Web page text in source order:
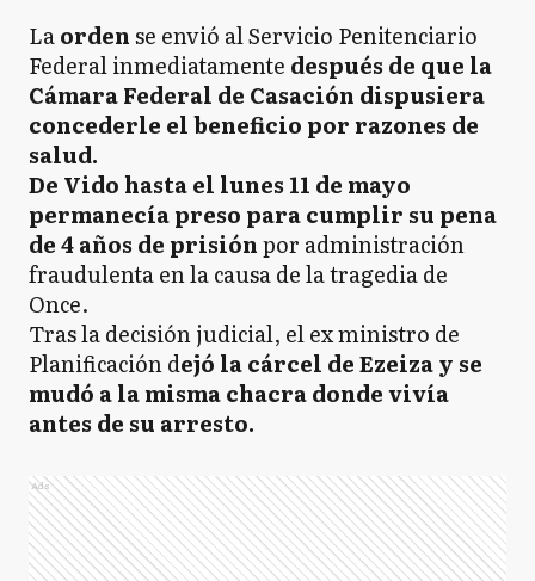
Laordense envió al Servicio Penitenciario
Federal inmediatamente después de que la
Cámara Federal de Casación dispusiera
concederle el beneficio por razones de
salud.
De Vido hasta el lunes 11 de mayo
permanecía preso para cumplir su pena
de 4 años de prisiónpor administración
fraudulenta en la causa de la tragedia de
Once.
Tras la decisión judicial, el ex ministro de
Planificación dejó la cárcel de Ezeiza y se
mudó a la misma chacra donde vivía
antes de su arresto.
Ads